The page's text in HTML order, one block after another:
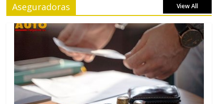
Aseguradoras View All